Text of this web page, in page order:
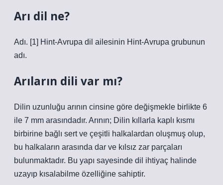
Arı dil ne?
Adı. [1] Hint-Avrupa dil ailesinin Hint-Avrupa grubunun
adı.
Arıların dili var mı?
Dilin uzunluğu arının cinsine göre değişmekle birlikte 6
ile 7 mm arasındadır. Arının; Dilin kıllarla kaplı kısmı
birbirine bağlı sert ve çeşitli halkalardan oluşmuş olup,
bu halkaların arasında dar ve kılsız zar parçaları
bulunmaktadır. Bu yapı sayesinde dil ihtiyaç halinde
uzayıp kısalabilme özelliğine sahiptir.